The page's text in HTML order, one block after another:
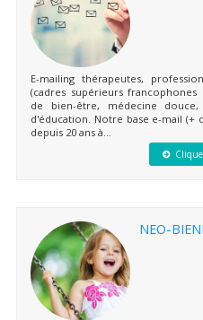
E-mailing thérapeutes,
(cadres supérieurs
de bien-être, médecine
d'éducation. Notre base e-mail (+
depuis 20 ans à...
NEO-